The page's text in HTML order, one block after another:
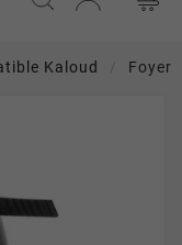
Kaloud
Foyer